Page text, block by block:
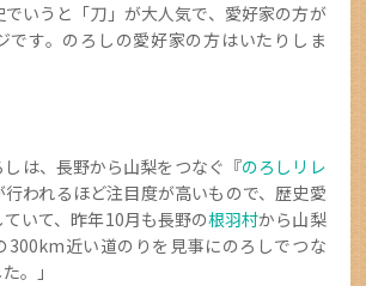
いうと「刀」が大人気で、愛好家の方が
です。のろしの愛好家の方はいたりしま
は、長野から山梨をつなぐ『のろしリレ
われるほど注目度が高いもので、歴史愛
いて、昨年10月も長野の根羽村から山梨
300km近い道のりを見事にのろしでつな
。」